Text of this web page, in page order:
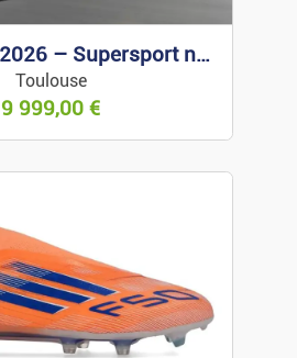
Yamaha R7 2026 – Supersport neuve
Toulouse
9 999,00€